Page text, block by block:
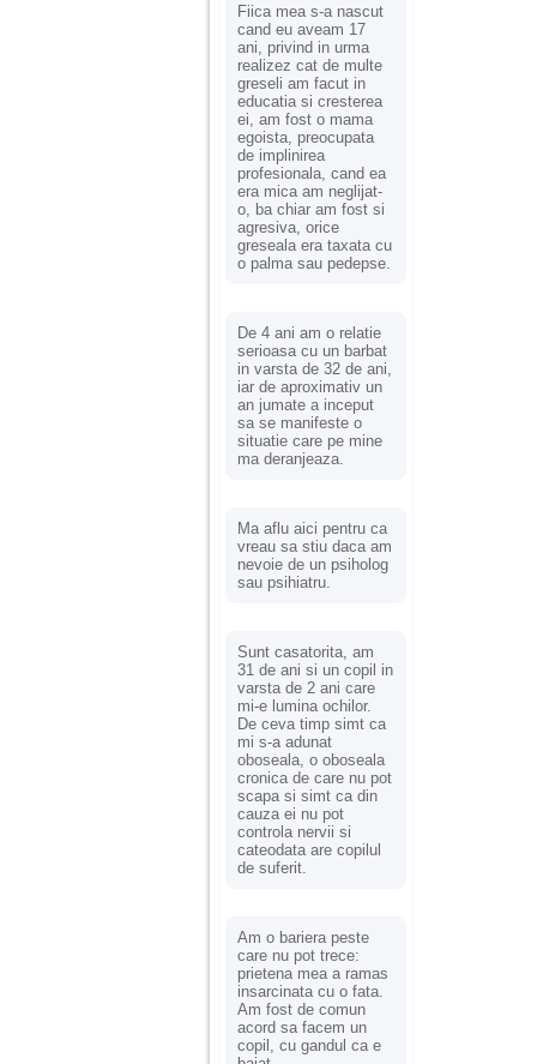
Fiica mea s-a nascut
cand eu aveam 17
ani, privind in urma
realizez cat de multe
greseli am facut in
educatia si cresterea
ei, am fost o mama
egoista, preocupata
de implinirea
profesionala, cand ea
era mica am neglijat-
o, ba chiar am fost si
agresiva, orice
greseala era taxata cu
o palma sau pedepse.
De 4 ani am o relatie
serioasa cu un barbat
in varsta de 32 de ani,
iar de aproximativ un
an jumate a inceput
sa se manifeste o
situatie care pe mine
ma deranjeaza.
Ma aflu aici pentru ca
vreau sa stiu daca am
nevoie de un psiholog
sau psihiatru.
Sunt casatorita, am
31 de ani si un copil in
varsta de 2 ani care
mi-e lumina ochilor.
De ceva timp simt ca
mi s-a adunat
oboseala, o oboseala
cronica de care nu pot
scapa si simt ca din
cauza ei nu pot
controla nervii si
cateodata are copilul
de suferit.
Am o bariera peste
care nu pot trece:
prietena mea a ramas
insarcinata cu o fata.
Am fost de comun
acord sa facem un
copil, cu gandul ca e